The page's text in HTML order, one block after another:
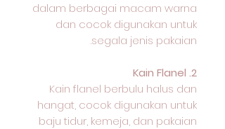
dalam berbagai macam warna
dan cocok digunakan untuk
segala jenis pakaian.
2. Kain Flanel
Kain flanel berbulu halus dan
hangat, cocok digunakan untuk
baju tidur, kemeja, dan pakaian